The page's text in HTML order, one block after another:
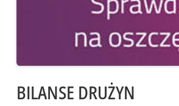
BILANSE DRUŻYN